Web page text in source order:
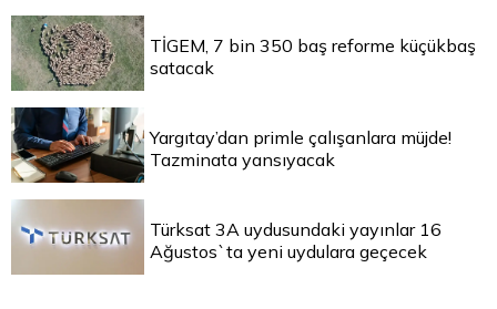
TİGEM, 7 bin 350 baş reforme küçükbaş
satacak
Yargıtay’dan primle çalışanlara müjde!
Tazminata yansıyacak
Türksat 3A uydusundaki yayınlar 16
Ağustos`ta yeni uydulara geçecek